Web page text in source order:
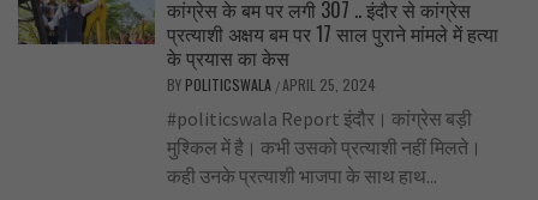
कांग्रेस के बम पर लगी 307 .. इंदौर से कांग्रेस
प्रत्याशी अक्षय बम पर 17 साल पुराने मांमले में हत्या
के प्रयास का केस
BY POLITICSWALA /APRIL 25, 2024
#politicswala Report इंदौर। कांग्रेस बड़ी
मुश्किल में है। कभी उसको प्रत्याशी नहीं मिलते।
कही उनके प्रत्याशी भाजपा के साथ हाथ...